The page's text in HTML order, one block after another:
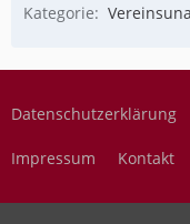
Kategorie
Datenschutzerklärung
Impressum Kontakt